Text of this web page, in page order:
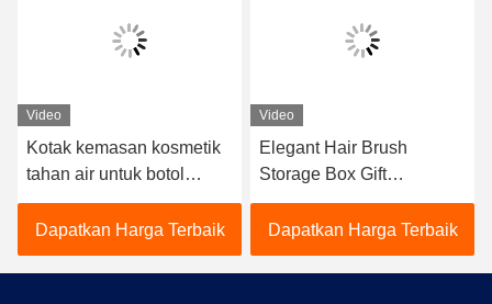
Video
Kotak kemasan kosmetik
tahan air untuk botol
minyak wangi CBD
Dapatkan Harga Terbaik
Video
Elegant Hair Brush
Storage Box Gift
Packaging Warna yang
Disesuaikan
Dapatkan Harga Terbaik